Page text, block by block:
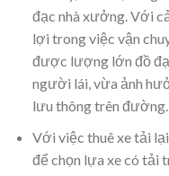
đạc nhà xưởng. Với
lợi trong việc vận
được lượng lớn đồ
người lái, vừa ảnh
lưu thông trên đường.
Với việc thuê xe tải
để chọn lựa xe có tải